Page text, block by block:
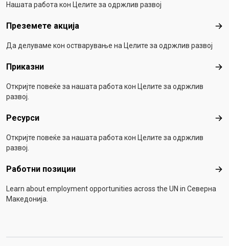
Нашата работа кон Целите за одржлив развој
Преземете акција
Да делуваме кон остварување на Целите за одржлив развој
Приказни
Откријте повеќе за нашата работа кон Целите за одржлив
развој.
Ресурси
Откријте повеќе за нашата работа кон Целите за одржлив
развој.
Работни позиции
Learn about employment opportunities across the UN in Северна
Македонија.